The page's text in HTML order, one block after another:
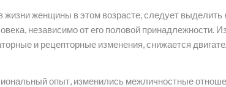
женщины в этом возрасте, следует
независимо от его половой принадлежности.
и рецепторные изменения, снижается
опыт, изменились межличностные